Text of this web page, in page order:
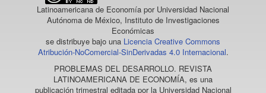
Latinoamericana de Economía por Universidad Nacional
Autónoma de México, Instituto de Investigaciones
Económicas
se distribuye bajo una Licencia Creative Commons
Atribución-NoComercial-SinDerivadas 4.0 Internacional.
PROBLEMAS DEL DESARROLLO. REVISTA
LATINOAMERICANA DE ECONOMÍA, es una
publicación trimestral editada por la Universidad Nacional